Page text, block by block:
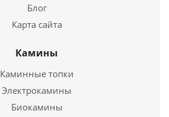
1 530руб.
Блог
Карта сайта
Камины
Каминные топки
Электрокамины
Биокамины